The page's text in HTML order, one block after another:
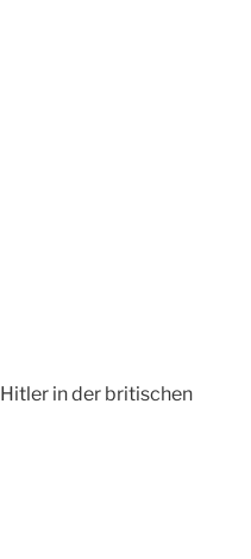
in der britischen